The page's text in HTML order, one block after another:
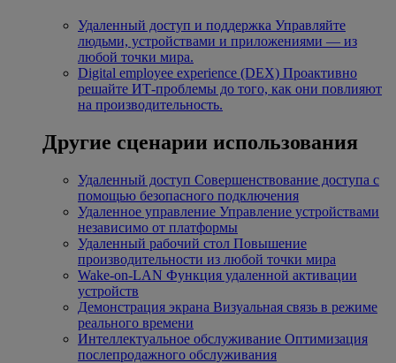
Удаленный доступ и поддержка Управляйте
людьми, устройствами и приложениями — из
любой точки мира.
Digital employee experience (DEX) Проактивно
решайте ИТ-проблемы до того, как они повлияют
на производительность.
Другие сценарии использования
Удаленный доступ Совершенствование доступа с
помощью безопасного подключения
Удаленное управление Управление устройствами
независимо от платформы
Удаленный рабочий стол Повышение
производительности из любой точки мира
Wake-on-LAN Функция удаленной активации
устройств
Демонстрация экрана Визуальная связь в режиме
реального времени
Интеллектуальное обслуживание Оптимизация
послепродажного обслуживания